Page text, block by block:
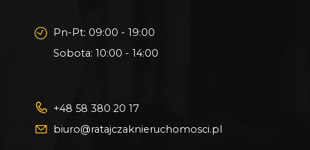
Pn-Pt: 09:00 - 19:00
Sobota: 10:00 - 14:00
+48 58 380 20 17
biuro@ratajczaknieruchomosci.pl